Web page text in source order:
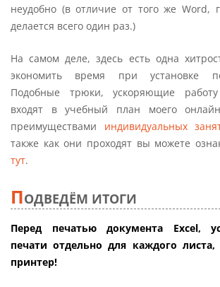
неудобно (в отличие от того же Word,
делается всего один раз.)
На самом деле, здесь есть одна
экономить время при установке
Подобные трюки, ускоряющие
входят в учебный план моего
преимуществами индивидуальных
также как они проходят вы можете
тут.
ПОДВЕДЁМ ИТОГИ
Перед печатью документа Excel,
печати отдельно для каждого
принтер!